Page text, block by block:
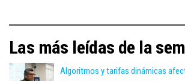
Las más leídas de la
Algoritmos y tarifas dinámicas